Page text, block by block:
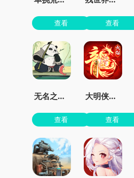
查看 查看
无名之辈手游官方版
查看
大明侠客令最新安卓版
查看